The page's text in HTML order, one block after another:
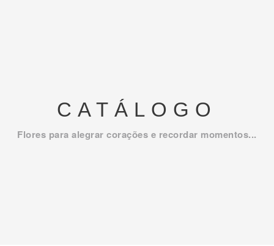
CATÁLOGO
Flores para alegrar corações e recordar momentos...